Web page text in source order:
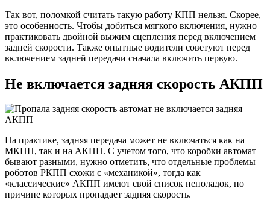
Так вот, поломкой считать такую работу КПП нельзя. Скорее,
это особенность. Чтобы добиться мягкого включения, нужно
практиковать двойной выжим сцепления перед включением
задней скорости. Также опытные водители советуют перед
включением задней передачи сначала включить первую.
Не включается задняя скорость АКПП
На практике, задняя передача может не включаться как на
МКПП, так и на АКПП. С учетом того, что коробки автомат
бывают разными, нужно отметить, что отдельные проблемы
роботов РКПП схожи с «механикой», тогда как
«классические» АКПП имеют свой список неполадок, по
причине которых пропадает задняя скорость.